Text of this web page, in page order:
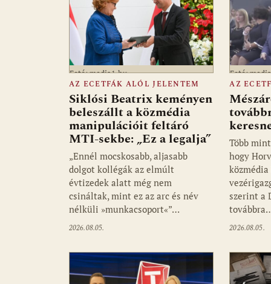
Fotó: media1.hu
AZ ECETFÁK ALÓL JELENTEM
Siklósi Beatrix keményen
beleszállt a közmédia
manipulációit feltáró
MTI-sekbe: „Ez a legalja”
„Ennél mocskosabb, aljasabb
dolgot kollégák az elmúlt
évtizedek alatt még nem
csináltak, mint ez az arc és név
nélküli »munkacsoport«”…
2026.08.05.
Fotó:
AZ
Több
hogy
szerint a
2026.08.05.